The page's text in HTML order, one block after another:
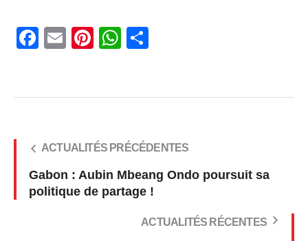
Facebook
Email PinterestWhatsApp
ACTUALITÉS PRÉCÉDENTES
Gabon : Aubin Mbeang Ondo poursuit sa
politique de partage !
ACTUALITÉS RÉCENTES